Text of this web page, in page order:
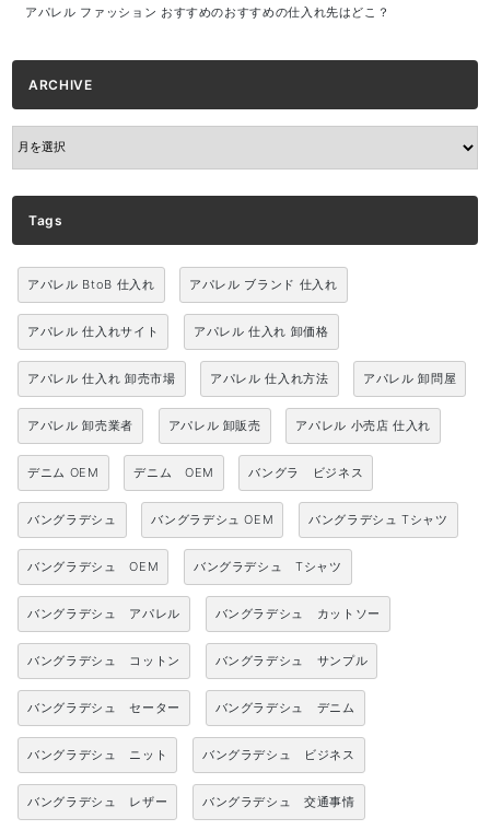
アパレル ファッション おすすめのおすすめの仕入れ先はどこ？
ARCHIVE
ARCHIVE
Tags
アパレル BtoB 仕入れ アパレル ブランド 仕入れ
アパレル 仕入れサイト アパレル 仕入れ 卸価格
アパレル 仕入れ 卸売市場 アパレル 仕入れ方法 アパレル 卸問屋
アパレル 卸売業者 アパレル 卸販売 アパレル 小売店 仕入れ
デニム OEM デニム OEM バングラ ビジネス
バングラデシュ バングラデシュ OEM バングラデシュ Tシャツ
バングラデシュ OEM バングラデシュ Tシャツ
バングラデシュ アパレル バングラデシュ カットソー
バングラデシュ コットン バングラデシュ サンプル
バングラデシュ セーター バングラデシュ デニム
バングラデシュ ニット バングラデシュ ビジネス
バングラデシュ レザー バングラデシュ 交通事情